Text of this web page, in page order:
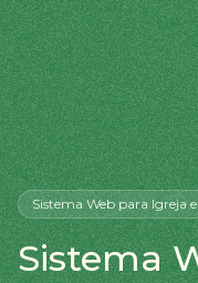
Sistema Webpara Igreja
Sistema